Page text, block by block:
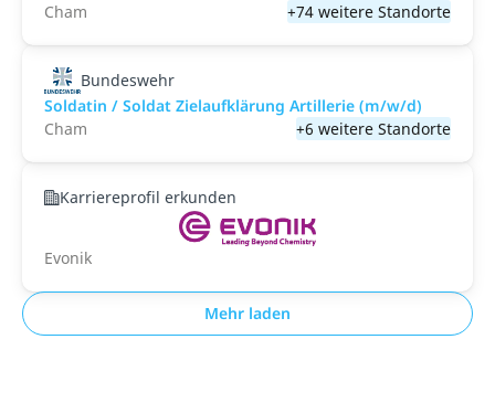
Cham
+74 weitere Standorte
Bundeswehr
Soldatin / Soldat Zielaufklärung Artillerie (m/w/d)
Cham
+6 weitere Standorte
Karriereprofil erkunden
Evonik
Mehr laden